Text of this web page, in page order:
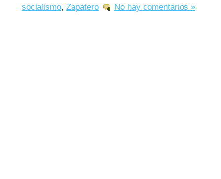
socialismo, Zapatero No hay comentarios »